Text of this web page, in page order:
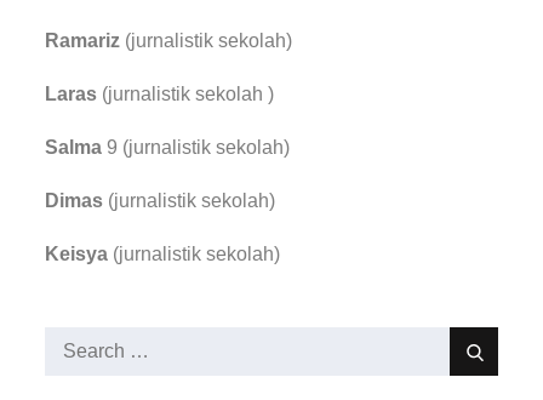
Ramariz (jurnalistik sekolah)
Laras (jurnalistik sekolah )
Salma 9 (jurnalistik sekolah)
Dimas (jurnalistik sekolah)
Keisya (jurnalistik sekolah)
Search
Search